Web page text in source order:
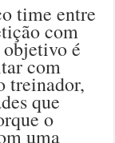
time entre
com
é
com
treinador,
que
o
uma